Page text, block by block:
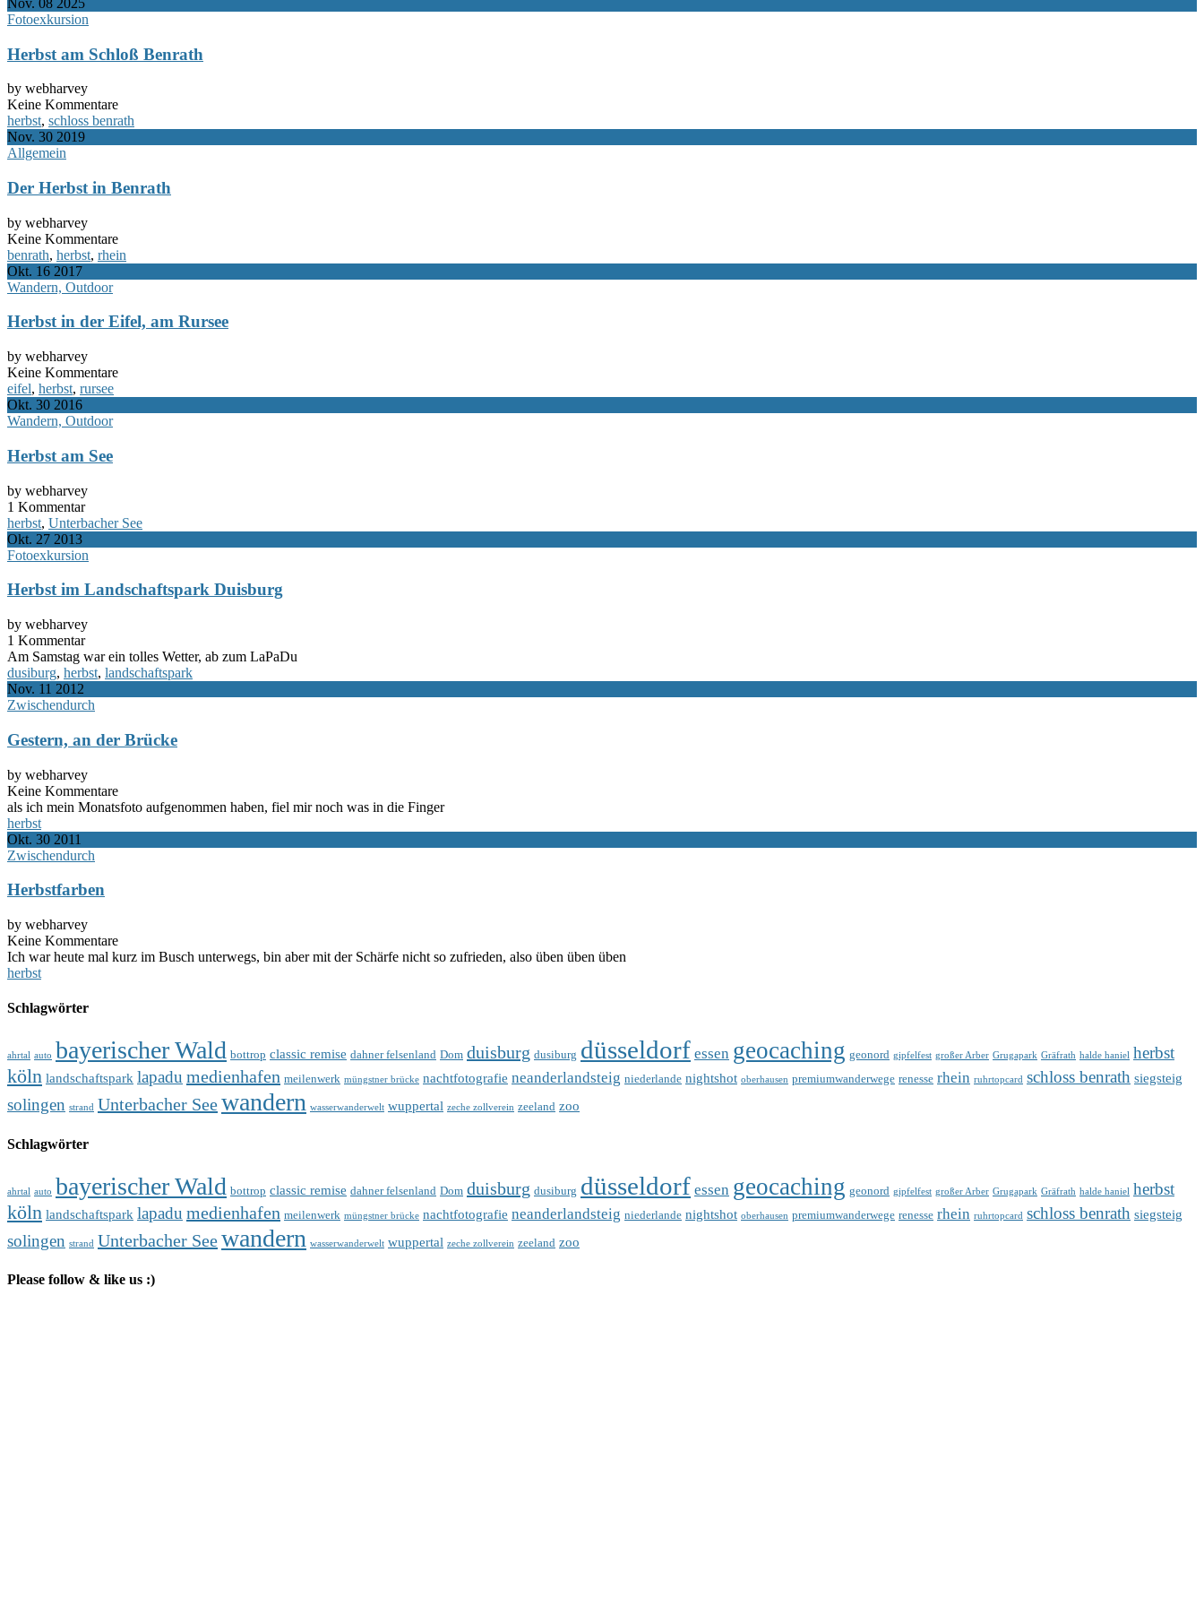
Fotoexkursion
Herbst am Schloß Benrath
by webharvey
Keine Kommentare
herbst, schloss benrath
Nov. 30 2019
Allgemein
Der Herbst in Benrath
by webharvey
Keine Kommentare
benrath, herbst, rhein
Okt. 16 2017
Wandern, Outdoor
Herbst in der Eifel, am Rursee
by webharvey
Keine Kommentare
eifel, herbst, rursee
Okt. 30 2016
Wandern, Outdoor
Herbst am See
by webharvey
1 Kommentar
herbst, Unterbacher See
Okt. 27 2013
Fotoexkursion
Herbst im Landschaftspark Duisburg
by webharvey
1 Kommentar
Am Samstag war ein tolles Wetter, ab zum LaPaDu
dusiburg, herbst, landschaftspark
Nov. 11 2012
Zwischendurch
Gestern, an der Brücke
by webharvey
Keine Kommentare
als ich mein Monatsfoto aufgenommen haben, fiel mir noch was in die Finger
herbst
Okt. 30 2011
Zwischendurch
Herbstfarben
by webharvey
Keine Kommentare
Ich war heute mal kurz im Busch unterwegs, bin aber mit der Schärfe nicht so zufrieden, also üben üben üben
herbst
Schlagwörter
ahrtal auto bayerischer Wald bottrop classic remise dahner felsenland Dom duisburg dusiburg düsseldorf essen geocaching geonord gipfelfest großer Arber Grugapark Gräfrath halde haniel herbst
köln landschaftspark lapadu medienhafen meilenwerk müngstner brücke nachtfotografie neanderlandsteig niederlande nightshot oberhausen premiumwanderwege renesse rhein ruhrtopcard schloss benrath siegsteig
solingen strand Unterbacher Seewandern wasserwanderwelt wuppertal zeche zollverein zeeland zoo
Schlagwörter
ahrtal auto bayerischer Wald bottrop classic remise dahner felsenland Dom duisburg dusiburg düsseldorf essen geocaching geonord gipfelfest großer Arber Grugapark Gräfrath halde haniel herbst
köln landschaftspark lapadu medienhafen meilenwerk müngstner brücke nachtfotografie neanderlandsteig niederlande nightshot oberhausen premiumwanderwege renesse rhein ruhrtopcard schloss benrath siegsteig
solingen strand Unterbacher Seewandern wasserwanderwelt wuppertal zeche zollverein zeeland zoo
Please follow & like us :)